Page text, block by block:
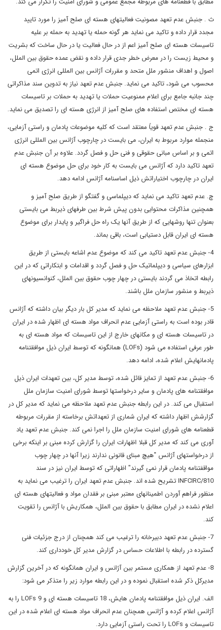
ث . جنبش عدم تعهد مصونیت فعالیتهای هسته ای صلح آمیز را مورد تایید
مجدد قرار داده و تاکید می نماید هر گونه حمله یا تهدید به حمله بر علیه
تاسیسات هسته ای صلح آمیز اعم از در حال فعالیت یا در حال ساخت که بشریت
و محیط زیست را در معرض خطر جدی قرار داده و نقض عمده حقوق بین الملل،
اصول و اهداف منشور ملل متحد و مقررات آژانس بین المللی انرژی اتمی
محسوب می شود، تاکید می نماید. جنبش عدم تعهد نیاز به تدوین سند مذاکراتی
چند جانبه جامع برای اعلام ممنوعیت حملات یا تهدید به حملات بر تاسیسات
هسته ای مختص استفاده های صلح آمیز از انرژی هسته ای را تصدیق می نماید.
ج . جنبش عدم تعهد قویاً معتقد است که کلیه موضوعات پادمان و راستی آزمایی،
منجمله موارد مربوط به ایران، می بایست در چارچوب آژانس بین المللی انرژی
اتمی و بر اساس مبانی حقوقی و فنی حل و فصل گردد. علاوه بر آن جنبش عدم
تعهد تاکید دارد که آژانس می بایست به کار خود برای حل موضوع هسته ای
ایران در چارچوب اختیاراتش ذیل اساسنامه آژانس ادامه دهد.
چ. عدم تعهد تاکید می نماید که دیپلماسی و گفتگو از طریق صلح آمیز و
همچنین مذاکرات محتوایی بدون پیش شرط بین طرفهای ذیربط می بایستی
بعنوان تنها روشهایی که از طریق آنها یک راه حل فراگیر و پایدار برای موضوع
هسته ای ایران قابل دستیابی است، باقی بماند.
4- جنبش عدم تعهد تاکید می کند که موضوع عدم اشاعه بایستی از طریق
ابزارهای سیاسی و دیپلماتیک حل و فصل گردد و اقدامات و ابتکاراتی که در این
رابطه اتخاذ می گردند بایستی در چهار چوب حقوق بین الملل، کنوانسیونهای
ذیربط و منشور سازمان ملل باشند.
5- جنبش عدم تعهد ملاحظه می نماید که مدیر کل بار دیگر بیان داشته که آژانس
قادر بوده است به راستی آزمایی عدم انحراف مواد هسته ای اظهار شده در ایران
در تاسیسات هسته ای و مکانهای خارج از این تاسیسات که مواد هسته ای به
طور عرفی استفاده می شود (LOFs) همانگونه که توسط ایران ذیل موافقتنامه
پادمانهایش اعلام شده، ادامه دهد.
6- جنبش عدم تعهد از تمایز قائل شده، توسط مدیر کل، بین تعهدات ایران ذیل
موافقتنامه های پادمان و سایر درخواستها توسط شورای امنیت سازمان ملل
استقبال می کند. در این رابطه جنبش عدم تعهد ملاحظه می نماید که مدیر کل در
گزارشش اظهار داشته که ایران شماری از تعهداتش برخاسته از مقررات مربوطه
قطعنامه های شورای امنیت سازمان ملل را اجرا نمی کند. جنبش عدم تعهد یاد
آوری می کند که مدیر کل قبلا اظهارات ایران را گزارش کرده مبنی بر اینکه برخی
از درخواستهای آژانس "هیچ مبنای قانونی ندارند زیرا آنها در چهار چوب
مواقفتنامه پادمان قرار نمی گیرند" اظهاراتی که توسط ایران نیز در سند
INFCIRC/810 تشریح شده اند. جنبش عدم تعهد ایران را ترغیب می نماید به
منظور فراهم آوردن اطمینانهای معتبر مبنی بر فقدان مواد و فعالیتهای هسته ای
اعلام نشده در ایران مطابق با حقوق بین الملل، همکاریش با آژانس را تقویت
کند.
7- جنبش عدم تعهد دبیرخانه را ترغیب می کند همچنان از درج جزئیات فنی
گسترده در رابطه با اطلاعات حساس در گزارش مدیر کل خودداری کند.
8- عدم تعهد از همکاری مستمر بین آژانس و ایران همانگونه که در آخرین گزارش
مدیرکل ذکر شده استقبال نموده و در این رابطه موارد زیر را متذکر می شود:
الف. ایران ذیل موافقتنامه پادمان هایش، 18 تاسیسات هسته ای و 9 LOFs را به
آژانس اعلام کرده و آژانس همچنان عدم انحراف مواد هسته ای اعلام شده در این
تاسیسات و LOFs را تحت راستی آزمایی دارد.